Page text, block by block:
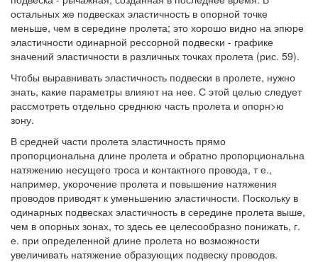
остальных же подвесках эластичность в опорной точке
меньше, чем в середине пролета; это хорошо видно на эпюре
эластичности одинарной рессорной подвески - графике
значений эластичности в различных точках пролета (рис. 59).
Чтобы выравнивать эластичность подвески в пролете, нужно
знать, какие параметры влияют на нее. С этой целью следует
рассмотреть отдельно среднюю часть пролета и опорн>ю
зону.
В средней части пролета эластичность прямо
пропорциональна длине пролета и обратно пропорциональна
натяжению несущего троса и контактного провода, т е.,
например, укорочение пролета и повышение натяжения
проводов приводят к уменьшению эластичности. Поскольку в
одинарных подвесках эластичность в середине пролета выше,
чем в опорных зонах, то здесь ее целесообразно понижать, г.
е. при определенной длине пролета но возможности
увеличивать натяжение образующих подвеску проводов.